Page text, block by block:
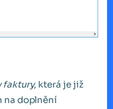
faktury, která je již
na doplnění